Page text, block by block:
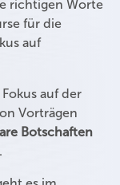
richtigen Worte
für die
auf
auf der
Vorträgen
Botschaften